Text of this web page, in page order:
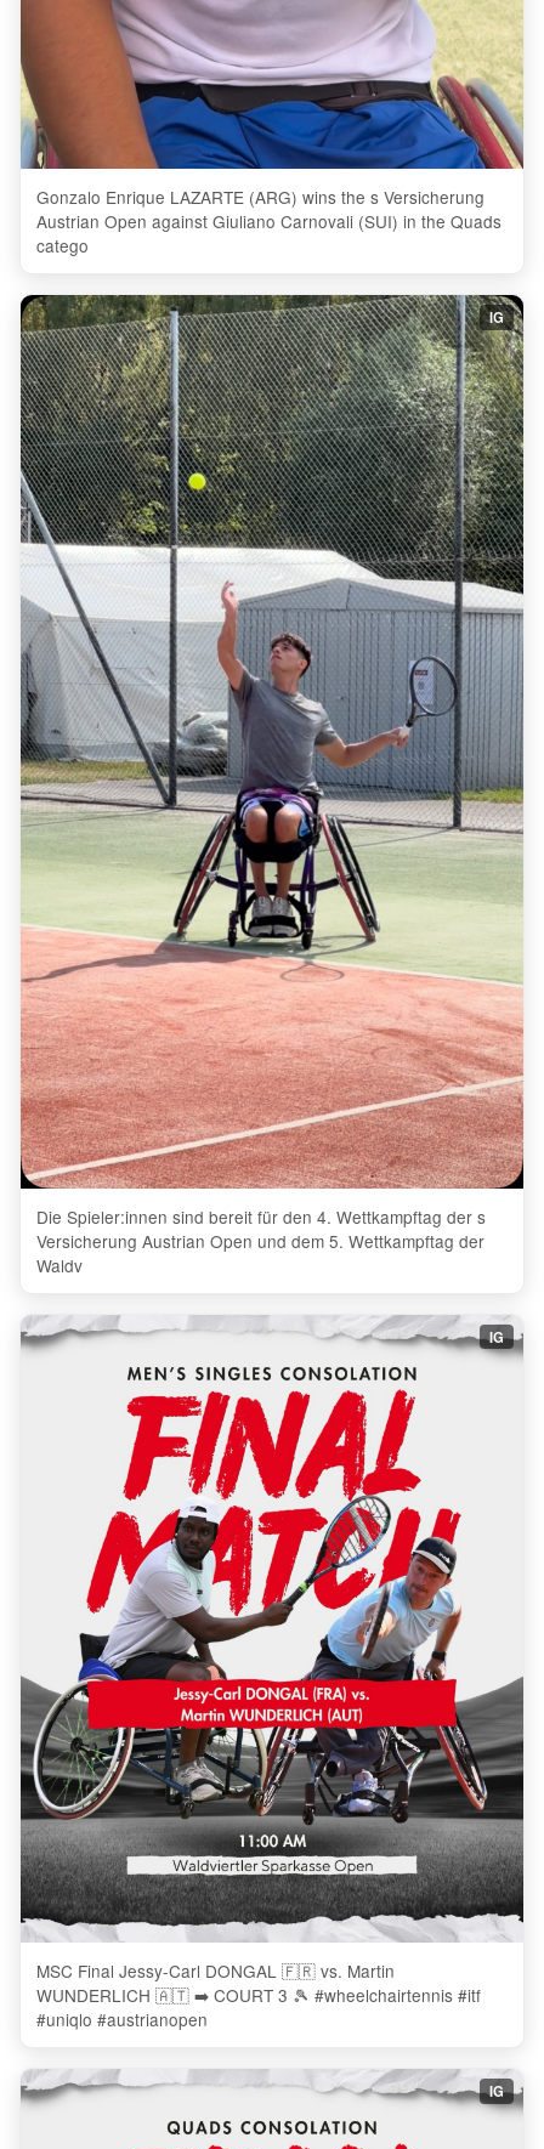
Gonzalo Enrique LAZARTE (ARG) wins the s Versicherung
Austrian Open against Giuliano Carnovali (SUI) in the Quads
catego
IG
Die Spieler:innen sind bereit für den 4. Wettkampftag der s
Versicherung Austrian Open und dem 5. Wettkampftag der
Waldv
IG
MSC Final Jessy-Carl DONGAL 🇫🇷 vs. Martin
WUNDERLICH 🇦🇹 ➡️ COURT 3 🎾 #wheelchairtennis #itf
#uniqlo #austrianopen
IG